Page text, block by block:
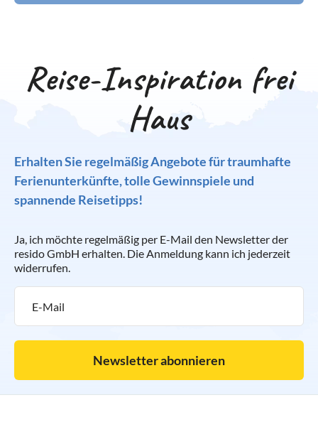
Reise-Inspiration frei
Haus
Erhalten Sie regelmäßig Angebote für traumhafte
Ferienunterkünfte, tolle Gewinnspiele und
spannende Reisetipps!
Ja, ich möchte regelmäßig per E-Mail den Newsletter der
resido GmbH erhalten. Die Anmeldung kann ich jederzeit
widerrufen.
Newsletter abonnieren